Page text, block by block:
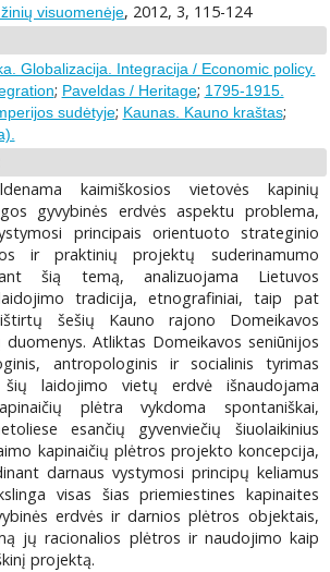
visuomenėje, 2012, 3, 115-124
Globalizacija. Integracija / Economic policy.
; Paveldas / Heritage; 1795-1915.
sudėtyje; Kaunas. Kauno kraštas;
kaimiškosios vietovės kapinių
gyvybinės erdvės aspektu problema,
principais orientuoto strateginio
ir praktinių projektų suderinamumo
šią temą, analizuojama Lietuvos
tradicija, etnografiniai, taip pat
šešių Kauno rajono Domeikavos
duomenys. Atliktas Domeikavos seniūnijos
antropologinis ir socialinis tyrimas
laidojimo vietų erdvė išnaudojama
plėtra vykdoma spontaniškai,
esančių gyvenviečių šiuolaikinius
kapinaičių plėtros projekto koncepcija,
darnaus vystymosi principų keliamus
visas šias priemiestines kapinaites
erdvės ir darnios plėtros objektais,
jų racionalios plėtros ir naudojimo kaip
projektą.